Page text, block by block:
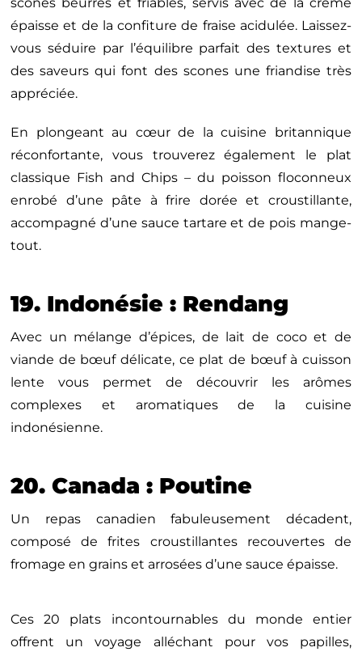
épaisse et de la confiture de fraise acidulée. Laissez-
vous séduire par l’équilibre parfait des textures et
des saveurs qui font des scones une friandise très
appréciée.
En plongeant au cœur de la cuisine britannique
réconfortante, vous trouverez également le plat
classique Fish and Chips – du poisson floconneux
enrobé d’une pâte à frire dorée et croustillante,
accompagné d’une sauce tartare et de pois mange-
tout.
19. Indonésie : Rendang
Avec un mélange d’épices, de lait de coco et de
viande de bœuf délicate, ce plat de bœuf à cuisson
lente vous permet de découvrir les arômes
complexes et aromatiques de la cuisine
indonésienne.
20. Canada : Poutine
Un repas canadien fabuleusement décadent,
composé de frites croustillantes recouvertes de
fromage en grains et arrosées d’une sauce épaisse.
Ces 20 plats incontournables du monde entier
offrent un voyage alléchant pour vos papilles,